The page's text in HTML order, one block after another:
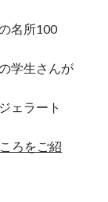
名所100
学生さんが
ェラート
ろをご紹